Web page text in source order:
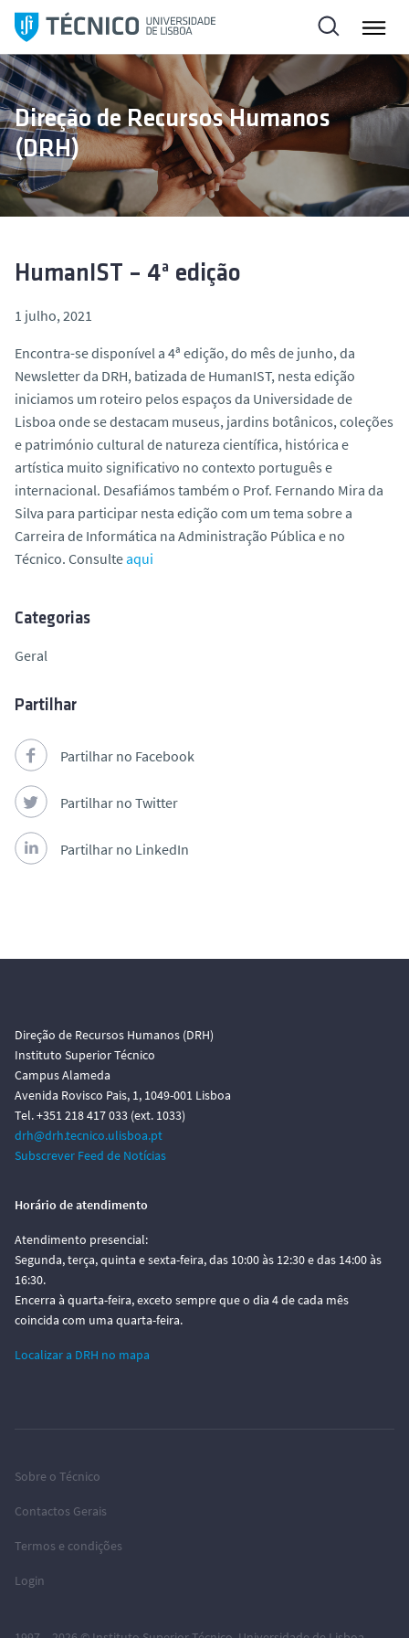
l
t
a
r
p
a
a
Direção de Recursos Humanos
(DRH)
HumanIST – 4ª edição
1 julho, 2021
Encontra-se disponível a 4ª edição, do mês de junho, da
Newsletter da DRH, batizada de HumanIST, nesta edição
iniciamos um roteiro pelos espaços da Universidade de
Lisboa onde se destacam museus, jardins botânicos, coleções
e património cultural de natureza científica, histórica e
artística muito significativo no contexto português e
internacional. Desafiámos também o Prof. Fernando Mira da
Silva para participar nesta edição com um tema sobre a
Carreira de Informática na Administração Pública e no
Técnico. Consulteaqui
Categorias
Geral
Partilhar
Partilhar no Facebook
Partilhar no Twitter
Partilhar no LinkedIn
Direção de Recursos Humanos (DRH)
Instituto Superior Técnico
Campus Alameda
Avenida Rovisco Pais, 1, 1049-001 Lisboa
Tel. +351 218 417 033 (ext. 1033)
drh@drh.tecnico.ulisboa.pt
Subscrever Feed de Notícias
Horário de atendimento
Atendimento presencial:
Segunda, terça, quinta e sexta-feira, das 10:00 às 12:30 e das 14:00 às
16:30.
Encerra à quarta-feira, exceto sempre que o dia 4 de cada mês
coincida com uma quarta-feira.
Localizar a DRH no mapa
Sobre o Técnico
Contactos Gerais
Termos e condições
Login